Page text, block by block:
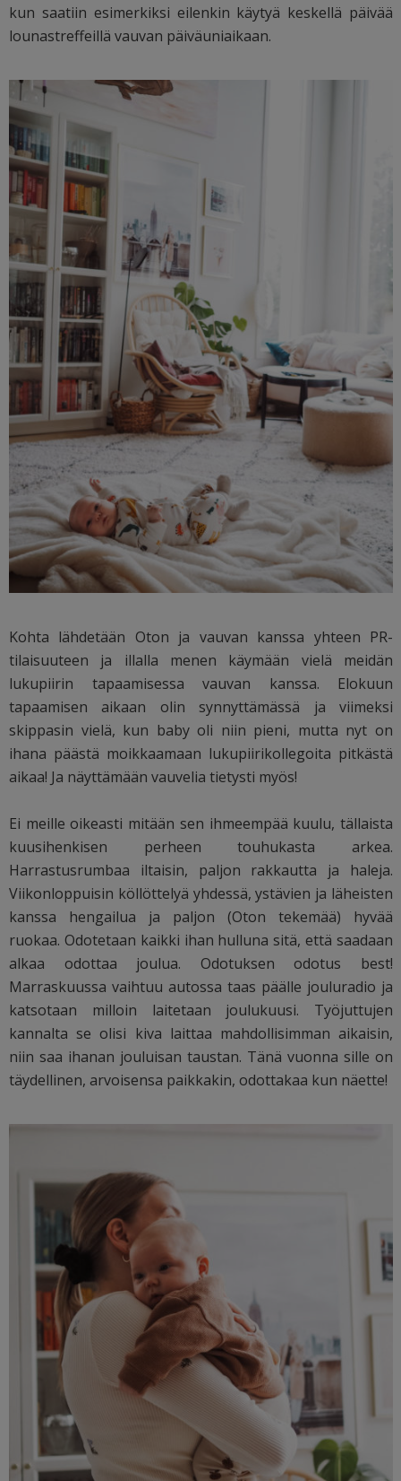
kun saatiin esimerkiksi eilenkin käytyä keskellä päivää
lounastreffeillä vauvan päiväuniaikaan.
Kohta lähdetään Oton ja vauvan kanssa yhteen PR-
tilaisuuteen ja illalla menen käymään vielä meidän
lukupiirin tapaamisessa vauvan kanssa. Elokuun
tapaamisen aikaan olin synnyttämässä ja viimeksi
skippasin vielä, kun baby oli niin pieni, mutta nyt on
ihana päästä moikkaamaan lukupiirikollegoita pitkästä
aikaa! Ja näyttämään vauvelia tietysti myös!
Ei meille oikeasti mitään sen ihmeempää kuulu, tällaista
kuusihenkisen perheen touhukasta arkea.
Harrastusrumbaa iltaisin, paljon rakkautta ja haleja.
Viikonloppuisin köllöttelyä yhdessä, ystävien ja läheisten
kanssa hengailua ja paljon (Oton tekemää) hyvää
ruokaa. Odotetaan kaikki ihan hulluna sitä, että saadaan
alkaa odottaa joulua. Odotuksen odotus best!
Marraskuussa vaihtuu autossa taas päälle jouluradio ja
katsotaan milloin laitetaan joulukuusi. Työjuttujen
kannalta se olisi kiva laittaa mahdollisimman aikaisin,
niin saa ihanan jouluisan taustan. Tänä vuonna sille on
täydellinen, arvoisensa paikkakin, odottakaa kun näette!